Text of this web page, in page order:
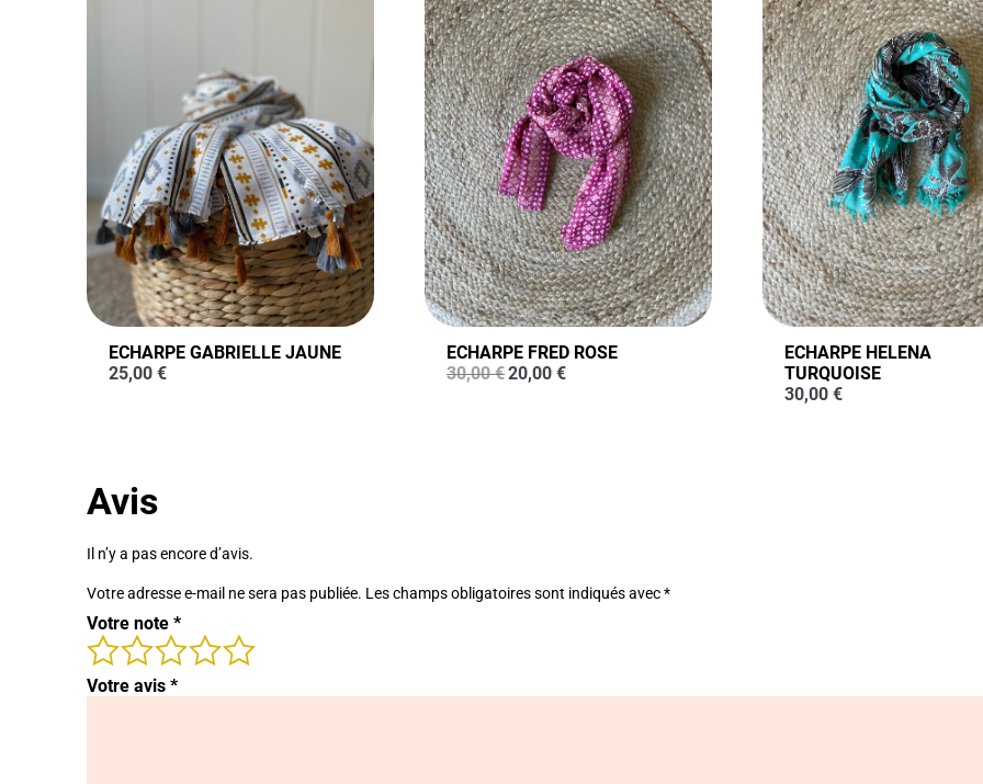
ECHARPE GABRIELLE JAUNE
25,00 €
ECHARPE FRED ROSE
30,00€Le
20,00€Le
ECHARPE HELENA
TURQUOISE
30,00€
Avis
Il n’y a pas encore d’avis.
Votre adresse e-mail ne sera pas publiée. Les champs obligatoires sont indiqués avec*
Votre note *
Votre avis *